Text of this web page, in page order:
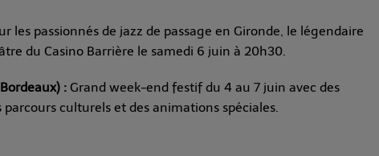
les passionnés de jazz de passage en Gironde, le légendaire
du Casino Barrière le samedi 6 juin à 20h30.
: Grand week-end festif du 4 au 7 juin avec des
culturels et des animations spéciales.